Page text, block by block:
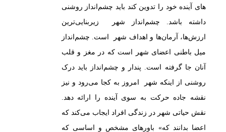
های آینده خود را تدوین کند باید چشم‌انداز روشنی
داشته باشد. چشم‌انداز شهر زیر‌بنایی‌ترین
ارزش‌ها، آرمان‌ها و اهداف شهر است. چشم‌انداز
میل باطنی اعضای شهر است که در مغز و قلب
آنان جا گرفته است. پندار و چشم‌انداز باید درک
روشنی از اینکه شهر امروز به کجا می‌رود و نیز
نقشه جاده حرکت به سوی آینده را ارائه دهد.
نقش حیاتی شهر در زندگی افراد ایجاب می‌کند که
اعضا بدانند که» باور‌های مشخص و اساسی که